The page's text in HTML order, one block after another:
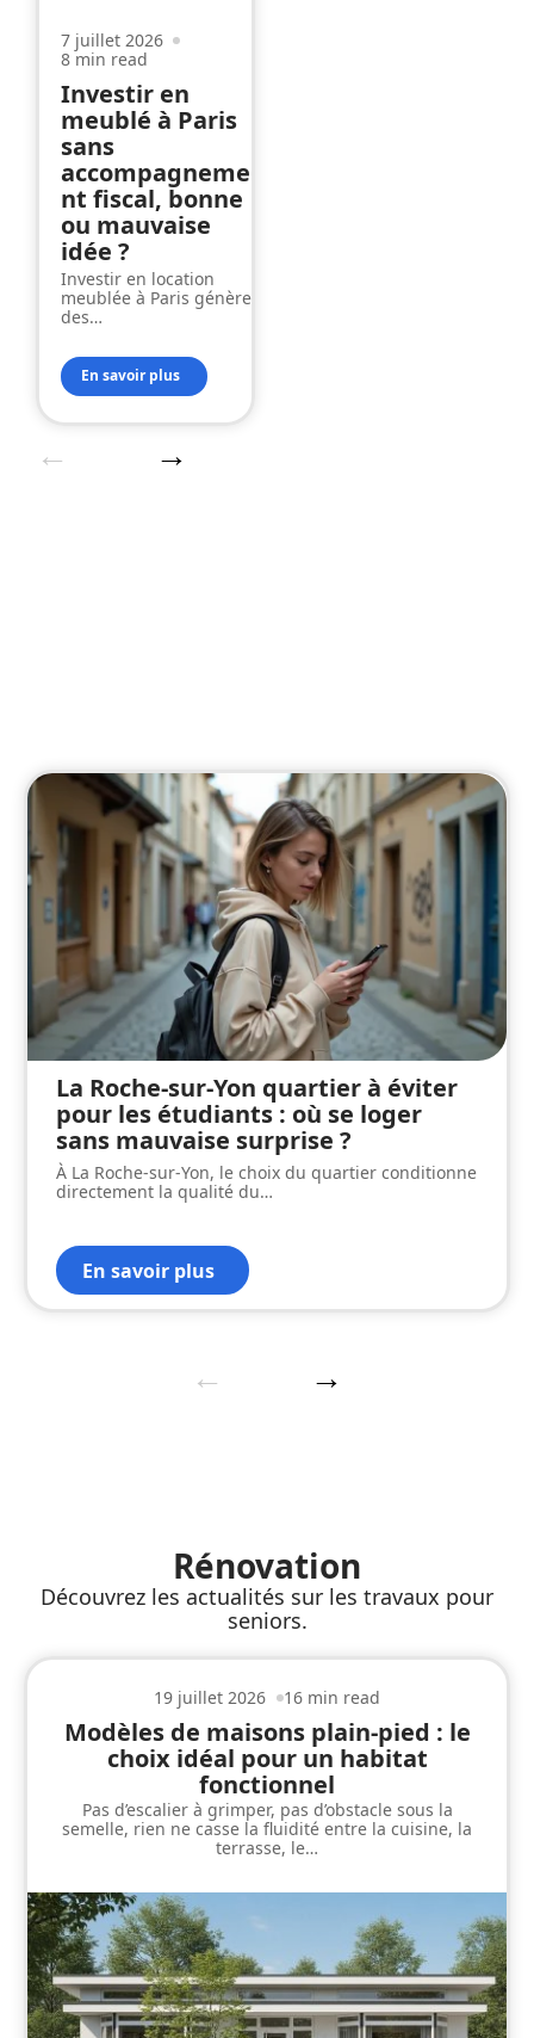
8 min read
7 juillet 2026
Investir en
meublé à Paris
sans
accompagneme
nt fiscal, bonne
ou mauvaise
idée ?
Investir en location
meublée à Paris génère
des…
En savoir plus
La Roche-sur-Yon quartier à éviter
pour les étudiants : où se loger
sans mauvaise surprise ?
À La Roche-sur-Yon, le choix du quartier conditionne
directement la qualité du…
En savoir plus
Rénovation
Découvrez les actualités sur les travaux pour
seniors.
16 min read
19 juillet 2026
Modèles de maisons plain-pied : le
choix idéal pour un habitat
fonctionnel
Pas d’escalier à grimper, pas d’obstacle sous la
semelle, rien ne casse la fluidité entre la cuisine, la
terrasse, le…